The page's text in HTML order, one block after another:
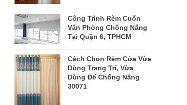
Công Trình Rèm Cuốn
Văn Phòng Chống Nắng
Tại Quận 6, TPHCM
Cách Chọn Rèm Cửa Vừa
Dùng Trang Trí, Vừa
Dùng Để Chống Nắng
30071